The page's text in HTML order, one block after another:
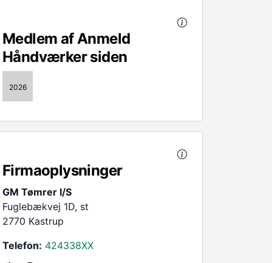
Medlem af Anmeld
Håndværker siden
2026
Firmaoplysninger
GM Tømrer I/S
Fuglebækvej 1D, st
2770 Kastrup
Telefon: 424338XX